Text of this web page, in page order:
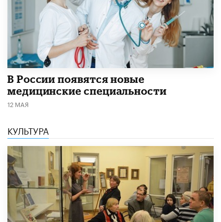
В России появятся новые
медицинские специальности
12 МАЯ
КУЛЬТУРА